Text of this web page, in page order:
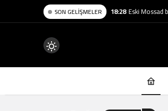
SON GELIŞMELER 18:28 Eski Mossad
Mod
değiştir